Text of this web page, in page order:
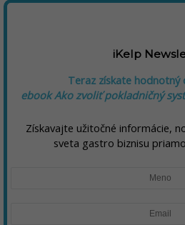
iKelp
Teraz získate hodnotný
ebook Ako zvoliť pokladničný
Získavajte užitočné informácie,
sveta gastro biznisu